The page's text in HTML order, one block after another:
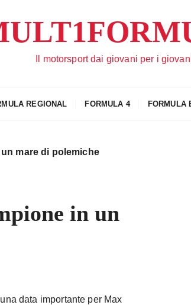
Il motorsport dai giovani per i
REGIONAL FORMULA 4 FORMULA
mare di polemiche
in un
data importante per Max